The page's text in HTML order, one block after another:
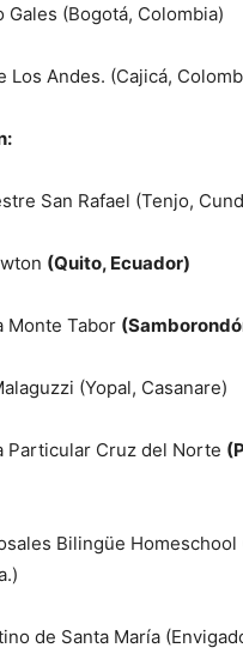
Gales (Bogotá, Colombia)
Los Andes. (Cajicá,
San Rafael (Tenjo,
(Quito, Ecuador)
Monte Tabor
(Yopal, Casanare)
Particular Cruz del Norte
Bilingüe Homeschool
de Santa María